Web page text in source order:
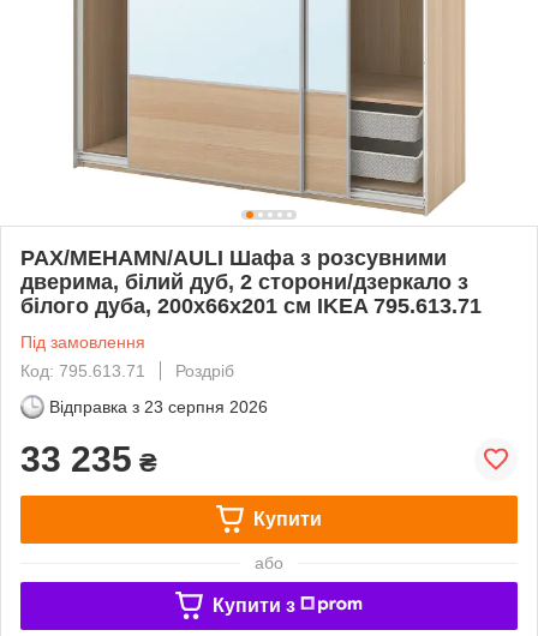
PAX/MEHAMN/AULI Шафа з розсувними
дверима, білий дуб, 2 сторони/дзеркало з
білого дуба, 200x66x201 см IKEA 795.613.71
Під замовлення
Код: 795.613.71
Роздріб
Відправка з 23 серпня 2026
33 235 ₴
Купити
або
Купити з